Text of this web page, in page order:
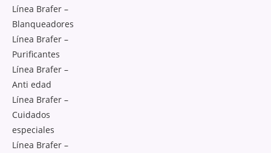
Línea Brafer –
Blanqueadores
Línea Brafer –
Purificantes
Línea Brafer –
Anti edad
Línea Brafer –
Cuidados
especiales
Línea Brafer –